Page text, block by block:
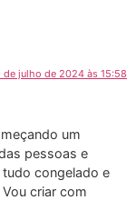
de julho de 2024 às 15:58
um
pessoas e
congelado e
criar com